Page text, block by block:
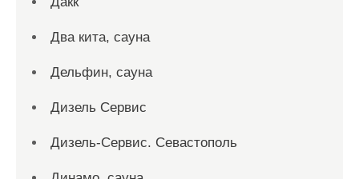
Два кита, сауна
Дельфин, сауна
Дизель Сервис
Дизель-Сервис. Севастополь